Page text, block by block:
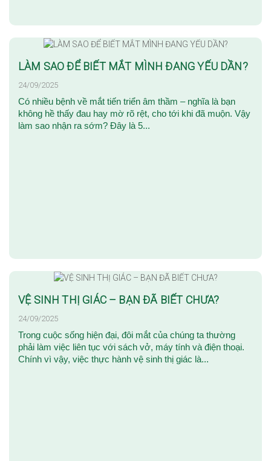
LÀM SAO ĐỂ BIẾT MẮT MÌNH ĐANG YẾU DẦN?
24/09/2025
Có nhiều bệnh về mắt tiến triển âm thầm – nghĩa là bạn
không hề thấy đau hay mờ rõ rệt, cho tới khi đã muộn. Vậy
làm sao nhận ra sớm? Đây là 5...
VỆ SINH THỊ GIÁC – BẠN ĐÃ BIẾT CHƯA?
24/09/2025
Trong cuộc sống hiện đại, đôi mắt của chúng ta thường
phải làm việc liên tục với sách vở, máy tính và điện thoại.
Chính vì vậy, việc thực hành vệ sinh thị giác là...